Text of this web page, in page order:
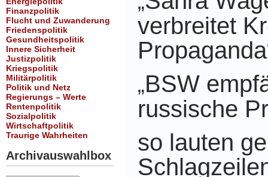
Finanzpolitik
Flucht und Zuwanderung
Friedenspolitik
Gesundheitspolitik
Innere Sicherheit
Justizpolitik
Kriegspolitik
Militärpolitik
Politik und Netz
Regierungs – Werte
Rentenpolitik
Sozialpolitik
Wirtschaftpolitik
Traurige Wahrheiten
Archivauswahlbox
verbreitet
„BSW
russische
so lauten